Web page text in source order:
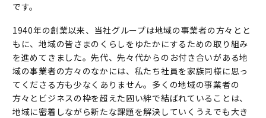
です。
1940年の創業以来、当社グループは地域の事業者の方々とと
もに、地域の皆さまのくらしをゆたかにするための取り組み
を進めてきました。先代、先々代からのお付き合いがある地
域の事業者の方々のなかには、私たち社員を家族同様に思っ
てくださる方も少なくありません。多くの地域の事業者の
方々とビジネスの枠を超えた固い絆で結ばれていることは、
地域に密着しながら新たな課題を解決していくうえでも大き